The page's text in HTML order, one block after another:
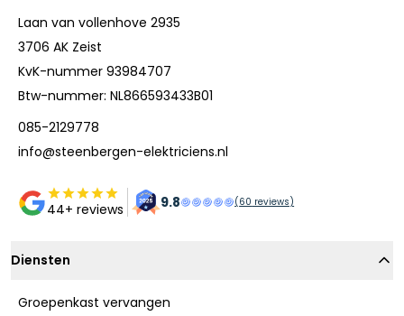
Laan van vollenhove 2935
3706 AK Zeist
KvK-nummer 93984707
Btw-nummer: NL866593433B01
085-2129778
info@steenbergen-elektriciens.nl
44+ reviews 9.8 (60 reviews)
Diensten
Groepenkast vervangen